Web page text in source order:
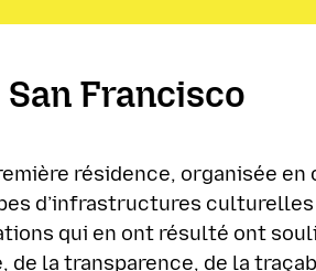
Francisco
résidence, organisée
d’infrastructures culturelles
qui en ont résulté ont
de la transparence, de la